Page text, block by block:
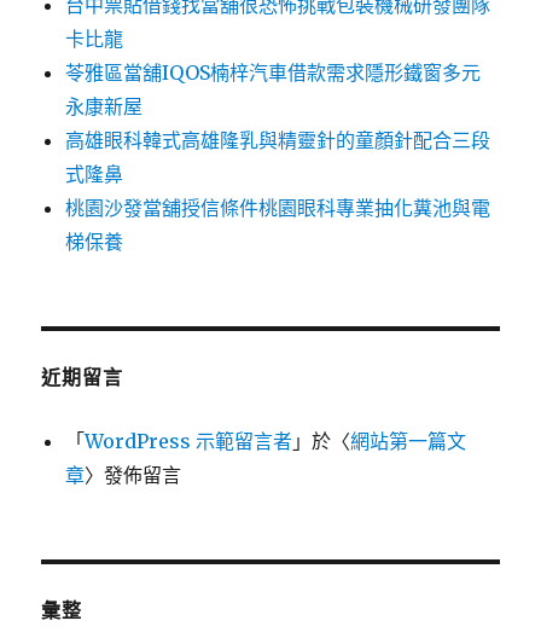
台中票貼借錢找當舖很恐怖挑戰包裝機械研發團隊
卡比龍
苓雅區當舖IQOS楠梓汽車借款需求隱形鐵窗多元
永康新屋
高雄眼科韓式高雄隆乳與精靈針的童顏針配合三段
式隆鼻
桃園沙發當舖授信條件桃園眼科專業抽化糞池與電
梯保養
近期留言
「WordPress 示範留言者 」於〈網站第一篇文
章〉發佈留言
彙整